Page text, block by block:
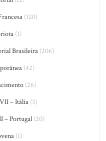
(120)
(1)
Brasileira(206)
(42)
(26)
– Itália (3)
– Portugal (20)
(1)